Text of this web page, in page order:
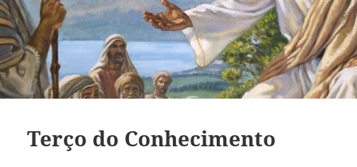
Terço do Conhecimento